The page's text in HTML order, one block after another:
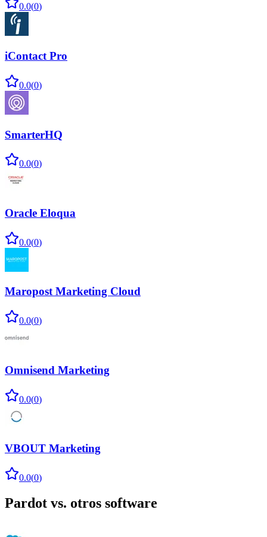
0.0(0)
iContact Pro
0.0(0)
SmarterHQ
0.0(0)
Oracle Eloqua
0.0(0)
Maropost Marketing Cloud
0.0(0)
Omnisend Marketing
0.0(0)
VBOUT Marketing
0.0(0)
Pardot vs. otros software